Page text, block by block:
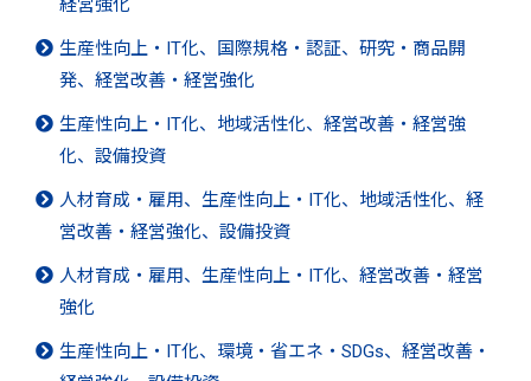
経営強化
生産性向上・IT化、国際規格・認証、研究・商品開
発、経営改善・経営強化
生産性向上・IT化、地域活性化、経営改善・経営強
化、設備投資
人材育成・雇用、生産性向上・IT化、地域活性化、経
営改善・経営強化、設備投資
人材育成・雇用、生産性向上・IT化、経営改善・経営
強化
生産性向上・IT化、環境・省エネ・SDGs、経営改善・